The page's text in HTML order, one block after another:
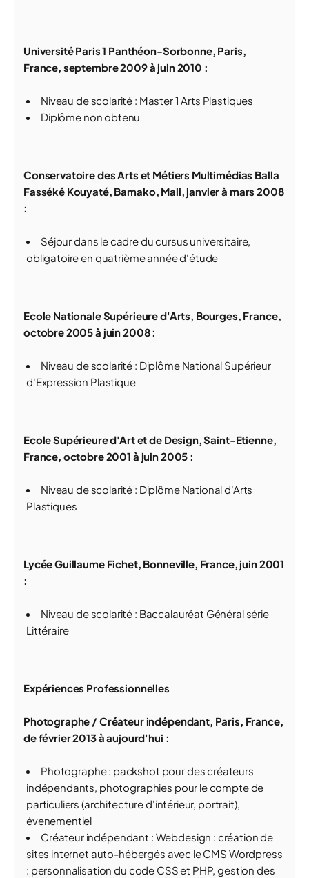
Université Paris 1 Panthéon-Sorbonne, Paris,
France, septembre 2009 à juin 2010 :
Niveau de scolarité : Master 1 Arts Plastiques
Diplôme non obtenu
Conservatoire des Arts et Métiers Multimédias Balla
Fasséké Kouyaté, Bamako, Mali, janvier à mars 2008
:
Séjour dans le cadre du cursus universitaire,
obligatoire en quatrième année d'étude
Ecole Nationale Supérieure d'Arts, Bourges, France,
octobre 2005 à juin 2008 :
Niveau de scolarité : Diplôme National Supérieur
d'Expression Plastique
Ecole Supérieure d'Art et de Design, Saint-Etienne,
France, octobre 2001 à juin 2005 :
Niveau de scolarité : Diplôme National d'Arts
Plastiques
Lycée Guillaume Fichet, Bonneville, France, juin 2001
:
Niveau de scolarité : Baccalauréat Général série
Littéraire
Expériences Professionnelles
Photographe / Créateur indépendant, Paris, France,
de février 2013 à aujourd'hui :
Photographe : packshot pour des créateurs
indépendants, photographies pour le compte de
particuliers (architecture d'intérieur, portrait),
évenementiel
Créateur indépendant : Webdesign : création de
sites internet auto-hébergés avec le CMS Wordpress
: personnalisation du code CSS et PHP, gestion des